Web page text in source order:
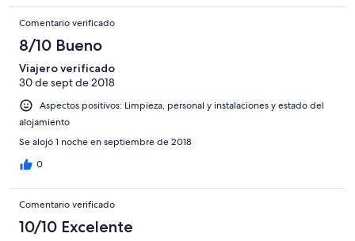
Comentario verificado
8/10 Bueno
Viajero verificado
30 de sept de 2018
Aspectos positivos: Limpieza, personal y instalaciones y estado del
alojamiento
Se alojó 1 noche en septiembre de 2018
0
Comentario verificado
10/10 Excelente